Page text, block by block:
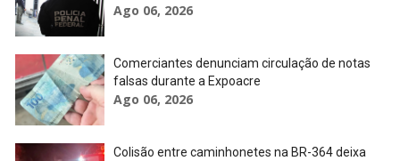
Ago 06, 2026
Comerciantes denunciam circulação de notas
falsas durante a Expoacre
Ago 06, 2026
Colisão entre caminhonetes na BR-364 deixa